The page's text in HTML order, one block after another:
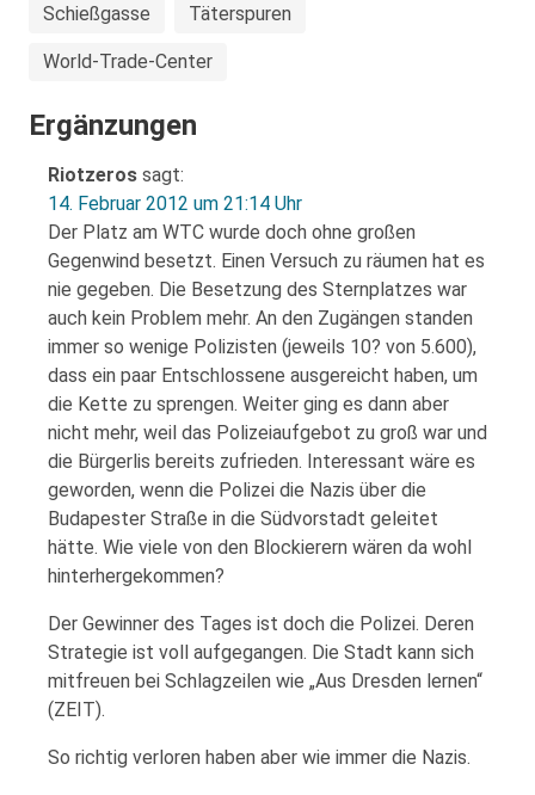
Schießgasse Täterspuren
World-Trade-Center
Ergänzungen
Riotzeros sagt:
14. Februar 2012 um 21:14 Uhr
Der Platz am WTC wurde doch ohne großen
Gegenwind besetzt. Einen Versuch zu räumen hat es
nie gegeben. Die Besetzung des Sternplatzes war
auch kein Problem mehr. An den Zugängen standen
immer so wenige Polizisten (jeweils 10? von 5.600),
dass ein paar Entschlossene ausgereicht haben, um
die Kette zu sprengen. Weiter ging es dann aber
nicht mehr, weil das Polizeiaufgebot zu groß war und
die Bürgerlis bereits zufrieden. Interessant wäre es
geworden, wenn die Polizei die Nazis über die
Budapester Straße in die Südvorstadt geleitet
hätte. Wie viele von den Blockierern wären da wohl
hinterhergekommen?
Der Gewinner des Tages ist doch die Polizei. Deren
Strategie ist voll aufgegangen. Die Stadt kann sich
mitfreuen bei Schlagzeilen wie „Aus Dresden lernen“
(ZEIT).
So richtig verloren haben aber wie immer die Nazis.